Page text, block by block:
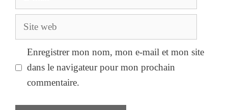
Site
Enregistrer mon nom, mon e-mail et mon site
dans le navigateur pour mon prochain
commentaire.